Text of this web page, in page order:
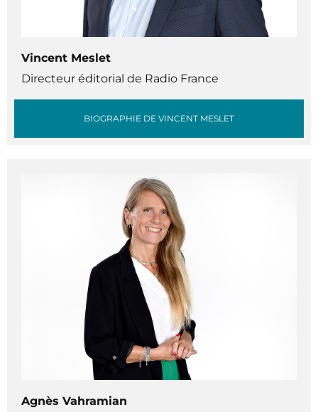
Vincent Meslet
Directeur éditorial de Radio France
BIOGRAPHIE DE VINCENT MESLET
Agnès Vahramian